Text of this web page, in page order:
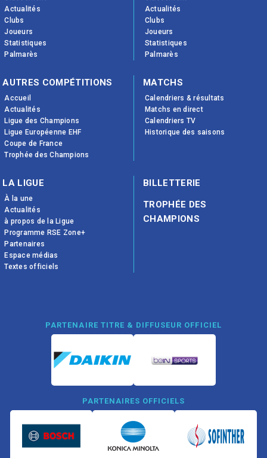
Actualités
Clubs
Joueurs
Statistiques
Palmarès
Actualités
Clubs
Joueurs
Statistiques
Palmarès
AUTRES COMPÉTITIONS
Accueil
Actualités
Ligue des Champions
Ligue Européenne EHF
Coupe de France
Trophée des Champions
MATCHS
Calendriers & résultats
Matchs en direct
Calendriers TV
Historique des saisons
LA LIGUE
À la une
Actualités
à propos de la Ligue
Programme RSE Zone+
Partenaires
Espace médias
Textes officiels
BILLETTERIE
TROPHÉE DES
CHAMPIONS
PARTENAIRE TITRE & DIFFUSEUR OFFICIEL
PARTENAIRES OFFICIELS